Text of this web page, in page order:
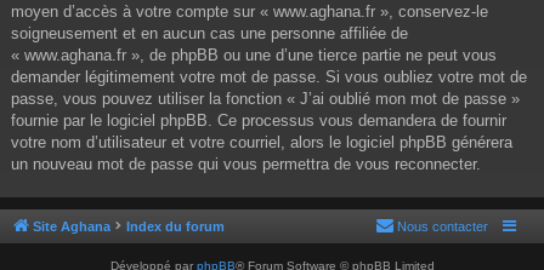
moyen d’accès à votre compte sur « www.aghana.fr », conservez-le
soigneusement et en aucun cas une personne affiliée de
« www.aghana.fr », de phpBB ou une d’une tierce partie ne peut vous
demander légitimement votre mot de passe. Si vous oubliez votre mot de
passe, vous pouvez utiliser la fonction « J’ai oublié mon mot de passe »
fournie par le logiciel phpBB. Ce processus vous demandera de fournir
votre nom d’utilisateur et votre courriel, alors le logiciel phpBB générera
un nouveau mot de passe qui vous permettra de vous reconnecter.
Site Aghana Index du forum Nous contacter
Développé par phpBB® Forum Software © phpBB Limited